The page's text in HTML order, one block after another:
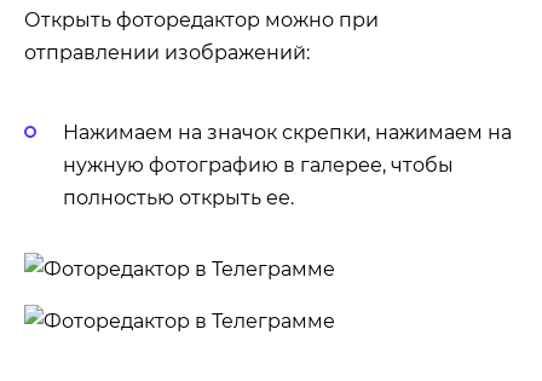
Открыть фоторедактор можно при
отправлении изображений:
Нажимаем на значок скрепки, нажимаем на
нужную фотографию в галерее, чтобы
полностью открыть ее.